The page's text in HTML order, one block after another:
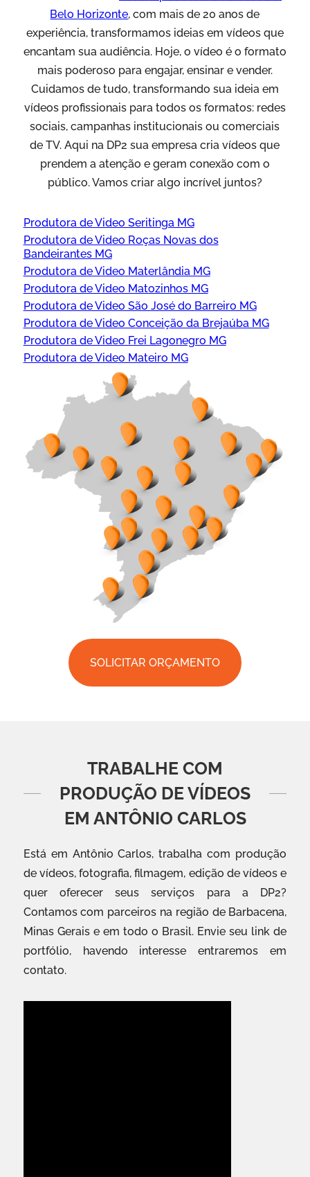
Belo Horizonte, com mais de 20 anos de
experiência, transformamos ideias em vídeos que
encantam sua audiência. Hoje, o vídeo é o formato
mais poderoso para engajar, ensinar e vender.
Cuidamos de tudo, transformando sua ideia em
vídeos profissionais para todos os formatos: redes
sociais, campanhas institucionais ou comerciais
de TV. Aqui na DP2 sua empresa cria vídeos que
prendem a atenção e geram conexão com o
público. Vamos criar algo incrível juntos?
Produtora de Video Seritinga MG
Produtora de Video Roças Novas dos
Bandeirantes MG
Produtora de Video Materlândia MG
Produtora de Video Matozinhos MG
Produtora de Video São José do Barreiro MG
Produtora de Video Conceição da Brejaúba MG
Produtora de Video Frei Lagonegro MG
Produtora de Video Mateiro MG
SOLICITAR ORÇAMENTO
TRABALHE COM
PRODUÇÃO DE VÍDEOS
EM ANTÔNIO CARLOS
Está em Antônio Carlos, trabalha com produção
de vídeos, fotografia, filmagem, edição de vídeos e
quer oferecer seus serviços para a DP2?
Contamos com parceiros na região de Barbacena,
Minas Gerais e em todo o Brasil. Envie seu link de
portfólio, havendo interesse entraremos em
contato.